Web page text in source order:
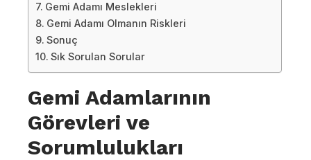
Gemi Adamı Meslekleri
Gemi Adamı Olmanın Riskleri
Sonuç
Sık Sorulan Sorular
Gemi Adamlarının
Görevleri ve
Sorumlulukları